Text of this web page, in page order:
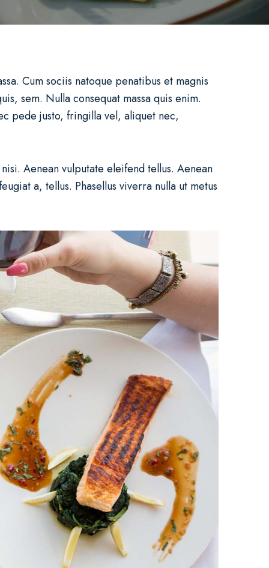
Cum sociis natoque penatibus et magnis
sem. Nulla consequat massa quis enim.
pede justo, fringilla vel, aliquet nec,
Aenean vulputate eleifend tellus. Aenean
a, tellus. Phasellus viverra nulla ut metus